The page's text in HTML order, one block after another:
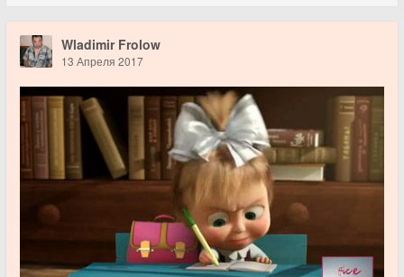
Wladimir Frolow
13 Апреля 2017